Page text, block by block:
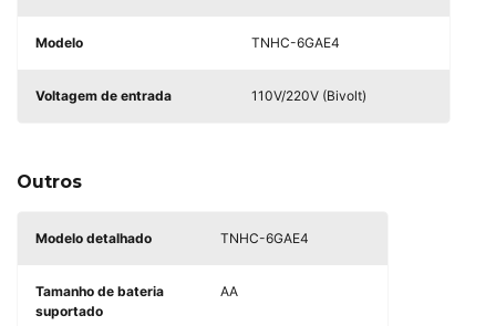
Modelo TNHC-6GAE4
Voltagem de entrada 110V/220V (Bivolt)
Outros
Modelo detalhado TNHC-6GAE4
Tamanho de bateria
suportado
AA